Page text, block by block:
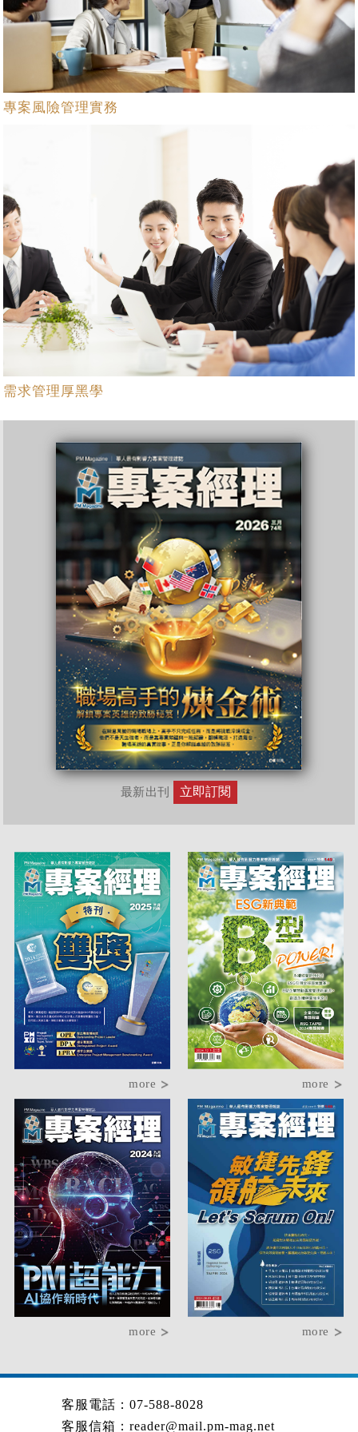
專案風險管理實務
需求管理厚黑學
最新出刊 立即訂閱
more more
more more
客服電話：07-588-8028
客服信箱：reader@mail.pm-mag.net